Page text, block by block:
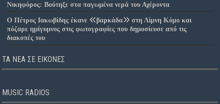
Νικηφόρος: Βούτηξε στα παγωμένα νερά του Αχέροντα
Ο Πέτρος Ιακωβίδης έκανε «βαρκάδα» στη Λίμνη Κόμο και
πόζαρε ημίγυμνος στις φωτογραφίες που δημοσίευσε από τις
διακοπές του
ΤΑ ΝΈΑ ΣΕ ΕΙΚΌΝΕΣ
MUSIC RADIOS